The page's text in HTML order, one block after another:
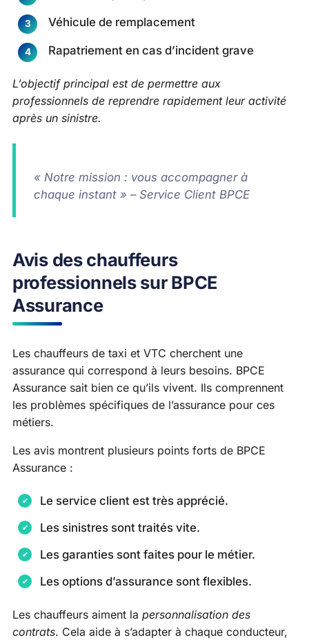
Véhicule de remplacement
Rapatriement en cas d’incident grave
L’objectif principal est de permettre aux
professionnels de reprendre rapidement leur activité
après un sinistre.
« Notre mission : vous accompagner à
chaque instant » – Service Client BPCE
Avis des chauffeurs
professionnels sur BPCE
Assurance
Les chauffeurs de taxi et VTC cherchent une
assurance qui correspond à leurs besoins. BPCE
Assurance sait bien ce qu’ils vivent. Ils comprennent
les problèmes spécifiques de l’assurance pour ces
métiers.
Les avis montrent plusieurs points forts de BPCE
Assurance :
Le service client est très apprécié.
Les sinistres sont traités vite.
Les garanties sont faites pour le métier.
Les options d’assurance sont flexibles.
Les chauffeurs aiment la personnalisation des
contrats. Cela aide à s’adapter à chaque conducteur,